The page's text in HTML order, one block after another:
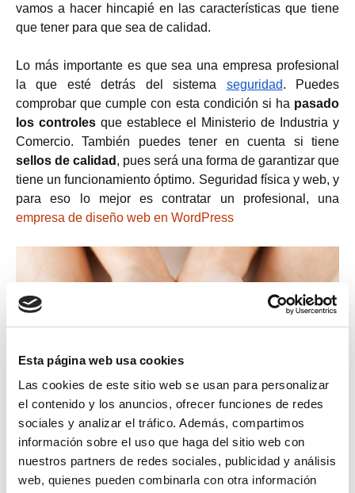
Esta página web usa cookies
Las cookies de este sitio web se usan para personalizar
el contenido y los anuncios, ofrecer funciones de redes
sociales y analizar el tráfico. Además, compartimos
información sobre el uso que haga del sitio web con
nuestros partners de redes sociales, publicidad y análisis
web, quienes pueden combinarla con otra información
vamos a hacer hincapié en las características que tiene
que tener para que sea de calidad.
Lo más importante es que sea una empresa profesional
la que esté detrás del sistema seguridad. Puedes
comprobar que cumple con esta condición si ha pasado
los controles que establece el Ministerio de Industria y
Comercio. También puedes tener en cuenta si tiene
sellos de calidad , pues será una forma de garantizar que
tiene un funcionamiento óptimo. Seguridad física y web, y
para eso lo mejor es contratar un profesional, una
empresa de diseño web en WordPress